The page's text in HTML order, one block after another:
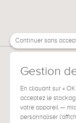
Continuer sans
Gestion
En cliquant sur «
acceptez le
votre appareil —
personnaliser